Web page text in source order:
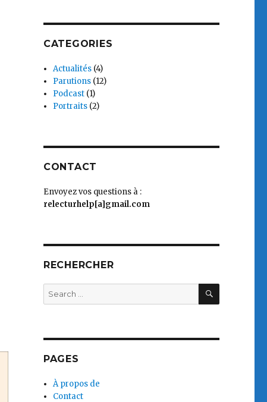
CATEGORIES
Actualités (4)
Parutions (12)
Podcast (1)
Portraits (2)
CONTACT
Envoyez vos questions à :
relecturhelp[a]gmail.com
RECHERCHER
Search
for:
SEARCH
PAGES
À propos de
Contact